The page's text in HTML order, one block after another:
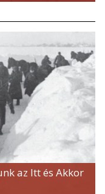
az Itt és Akkor